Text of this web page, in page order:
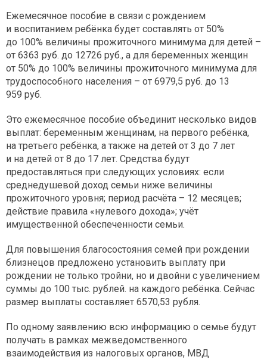
Ежемесячное пособие в связи с рождением
и воспитанием ребёнка будет составлять от 50%
до 100% величины прожиточного минимума для детей –
от 6363 руб. до 12726 руб., а для беременных женщин
от 50% до 100% величины прожиточного минимума для
трудоспособного населения – от 6979,5 руб. до 13
959 руб.
Это ежемесячное пособие объединит несколько видов
выплат: беременным женщинам, на первого ребёнка,
на третьего ребёнка, а также на детей от 3 до 7 лет
и на детей от 8 до 17 лет. Средства будут
предоставляться при следующих условиях: если
среднедушевой доход семьи ниже величины
прожиточного уровня; период расчёта – 12 месяцев;
действие правила «нулевого дохода»; учёт
имущественной обеспеченности семьи.
Для повышения благосостояния семей при рождении
близнецов предложено установить выплату при
рождении не только тройни, но и двойни с увеличением
суммы до 100 тыс. рублей. на каждого ребёнка. Сейчас
размер выплаты составляет 6570,53 рубля.
По одному заявлению всю информацию о семье будут
получать в рамках межведомственного
взаимодействия из налоговых органов, МВД